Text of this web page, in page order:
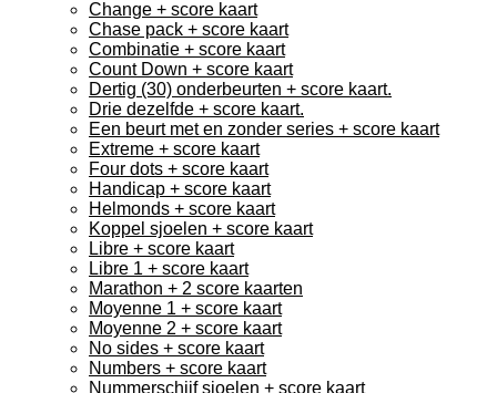
Change + score kaart
Chase pack + score kaart
Combinatie + score kaart
Count Down + score kaart
Dertig (30) onderbeurten + score kaart.
Drie dezelfde + score kaart.
Een beurt met en zonder series + score kaart
Extreme + score kaart
Four dots + score kaart
Handicap + score kaart
Helmonds + score kaart
Koppel sjoelen + score kaart
Libre + score kaart
Libre 1 + score kaart
Marathon + 2 score kaarten
Moyenne 1 + score kaart
Moyenne 2 + score kaart
No sides + score kaart
Numbers + score kaart
Nummerschijf sjoelen + score kaart